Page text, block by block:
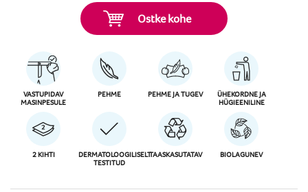
Ostke kohe
VASTUPIDAV
MASINPESULE
PEHME PEHME JA TUGEV
ÜHEKORDNE JA
HÜGIEENILINE
2 KIHTI
DERMATOLOOGILISELT
TESTITUD
TAASKASUTATAV BIOLAGUNEV